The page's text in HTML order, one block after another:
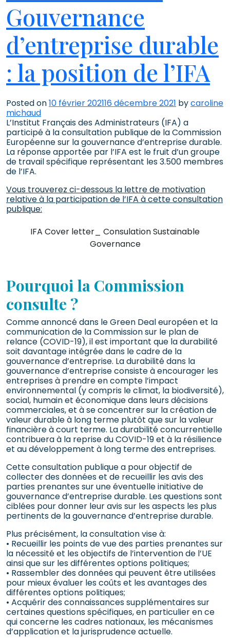
Gouvernance
d’entreprise durable
: la position de l’IFA
Posted on10 février 202116 décembre 2021 bycaroline
michaud
L’Institut Français des Administrateurs (IFA) a
participé à la consultation publique de la Commission
Européenne sur la gouvernance d’entreprise durable.
La réponse apportée par l’IFA est le fruit d’un groupe
de travail spécifique représentant les 3.500 membres
de l’IFA.
Vous trouverez ci-dessous la lettre de motivation
relative à la participation de l’IFA à cette consultation
publique:
IFA Cover letter_ Consulation Sustainable
Governance
Pourquoi la Commission
consulte ?
Comme annoncé dans le Green Deal européen et la
communication de la Commission sur le plan de
relance (COVID-19), il est important que la durabilité
soit davantage intégrée dans le cadre de la
gouvernance d’entreprise. La durabilité dans la
gouvernance d’entreprise consiste à encourager les
entreprises à prendre en compte l’impact
environnemental (y compris le climat, la biodiversité),
social, humain et économique dans leurs décisions
commerciales, et à se concentrer sur la création de
valeur durable à long terme plutôt que sur la valeur
financière à court terme. La durabilité concurrentielle
contribuera à la reprise du COVID-19 et à la résilience
et au développement à long terme des entreprises.
Cette consultation publique a pour objectif de
collecter des données et de recueillir les avis des
parties prenantes sur une éventuelle initiative de
gouvernance d’entreprise durable. Les questions sont
ciblées pour donner leur avis sur les aspects les plus
pertinents de la gouvernance d’entreprise durable.
Plus précisément, la consultation vise à:
• Recueillir les points de vue des parties prenantes sur
la nécessité et les objectifs de l’intervention de l’UE
ainsi que sur les différentes options politiques;
• Rassembler des données qui peuvent être utilisées
pour mieux évaluer les coûts et les avantages des
différentes options politiques;
• Acquérir des connaissances supplémentaires sur
certaines questions spécifiques, en particulier en ce
qui concerne les cadres nationaux, les mécanismes
d’application et la jurisprudence actuelle.